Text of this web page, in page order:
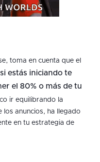
toma en cuenta que el
si estás iniciando te
el 80% o más de tu
ir equilibrando la
los anuncios, ha llegado
en tu estrategia de